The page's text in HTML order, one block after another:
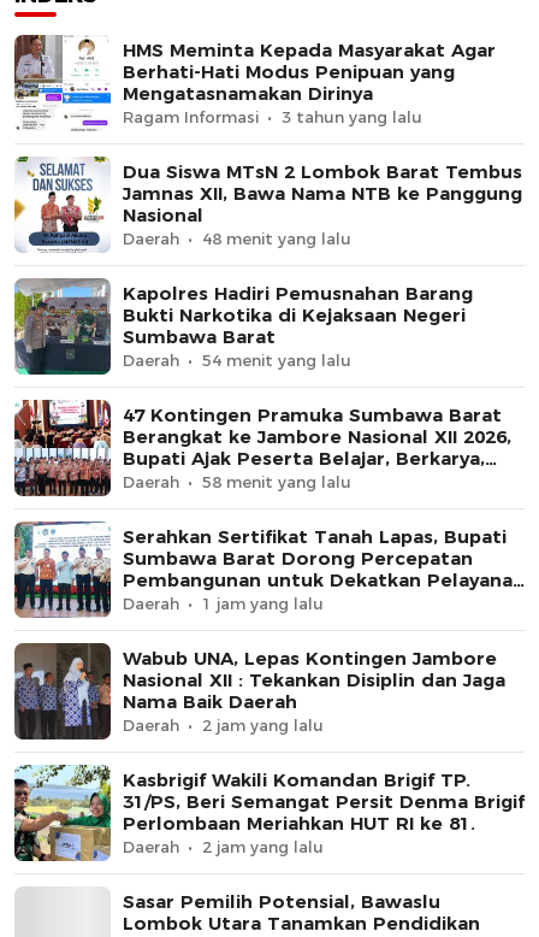
HMS Meminta Kepada Masyarakat Agar
Berhati-Hati Modus Penipuan yang
Mengatasnamakan Dirinya
Ragam Informasi 3 tahun yang lalu
Dua Siswa MTsN 2 Lombok Barat Tembus
Jamnas XII, Bawa Nama NTB ke Panggung
Nasional
Daerah 48 menit yang lalu
Kapolres Hadiri Pemusnahan Barang
Bukti Narkotika di Kejaksaan Negeri
Sumbawa Barat
Daerah 54 menit yang lalu
47 Kontingen Pramuka Sumbawa Barat
Berangkat ke Jambore Nasional XII 2026,
Bupati Ajak Peserta Belajar, Berkarya,
dan Harumkan Nama Daerah
Daerah 58 menit yang lalu
Serahkan Sertifikat Tanah Lapas, Bupati
Sumbawa Barat Dorong Percepatan
Pembangunan untuk Dekatkan Pelayanan
Pemasyarakatan
Daerah 1 jam yang lalu
Wabub UNA, Lepas Kontingen Jambore
Nasional XII : Tekankan Disiplin dan Jaga
Nama Baik Daerah
Daerah 2 jam yang lalu
Kasbrigif Wakili Komandan Brigif TP.
31/PS, Beri Semangat Persit Denma Brigif
Perlombaan Meriahkan HUT RI ke 81.
Daerah 2 jam yang lalu
Sasar Pemilih Potensial, Bawaslu
Lombok Utara Tanamkan Pendidikan